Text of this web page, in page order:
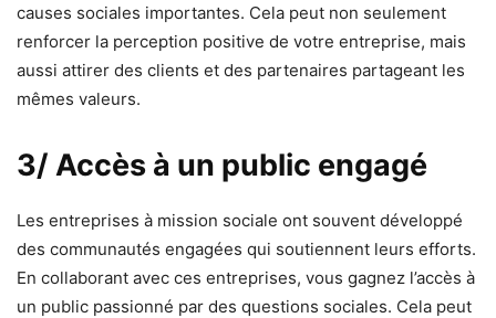
causes sociales importantes. Cela peut non seulement
renforcer la perception positive de votre entreprise, mais
aussi attirer des clients et des partenaires partageant les
mêmes valeurs.
3/ Accès à un public engagé
Les entreprises à mission sociale ont souvent développé
des communautés engagées qui soutiennent leurs efforts.
En collaborant avec ces entreprises, vous gagnez l’accès à
un public passionné par des questions sociales. Cela peut